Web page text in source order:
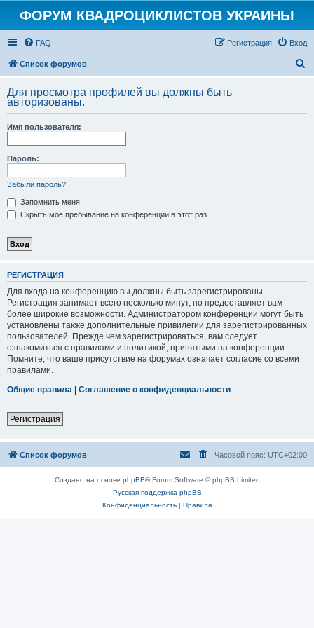
ФОРУМ КВАДРОЦИКЛИСТОВ УКРАИНЫ
FAQ Вход
Регистрация
Список форумов
с
Для просмотра профилей вы должны быть
авторизованы.
Имя пользователя:
Пароль:
Забыли пароль?
Запомнить меня
Скрыть моё пребывание на конференции в этот раз
РЕГИСТРАЦИЯ
Для входа на конференцию вы должны быть зарегистрированы.
Регистрация занимает всего несколько минут, но предоставляет вам
более широкие возможности. Администратором конференции могут быть
установлены также дополнительные привилегии для зарегистрированных
пользователей. Прежде чем зарегистрироваться, вам следует
ознакомиться с правилами и политикой, принятыми на конференции.
Помните, что ваше присутствие на форумах означает согласие со всеми
правилами.
Общие правила | Соглашение о конфиденциальности
Регистрация
Список форумов Часовой пояс: UTC+02:00
Создано на основе phpBB® Forum Software © phpBB Limited
Русская поддержка phpBB
Конфиденциальность| Правила